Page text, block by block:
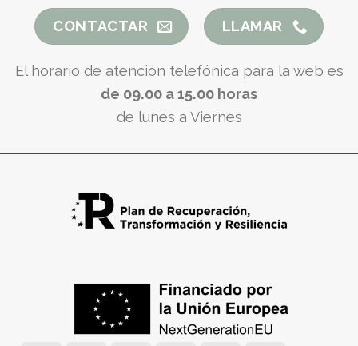
CONTACTAR LLAMAR
El horario de atención telefónica para la web es
de 09.00 a 15.00 horas
de lunes a Viernes